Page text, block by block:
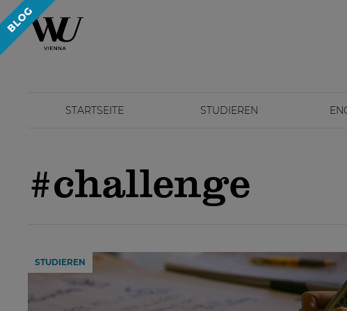
STARTSEITE STUDIEREN
#challenge
STUDIEREN